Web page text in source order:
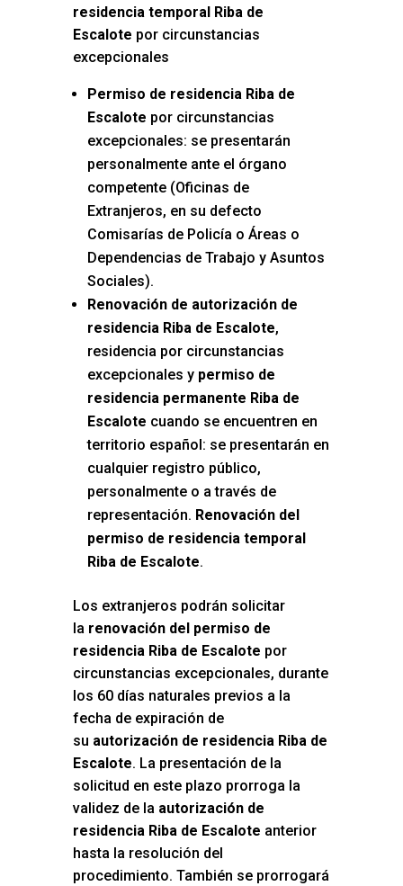
residencia temporal Riba de
Escalote por circunstancias
excepcionales
Permiso de residencia Riba de
Escalote por circunstancias
excepcionales: se presentarán
personalmente ante el órgano
competente (Oficinas de
Extranjeros, en su defecto
Comisarías de Policía o Áreas o
Dependencias de Trabajo y Asuntos
Sociales).
Renovación de autorización de
residencia Riba de Escalote,
residencia por circunstancias
excepcionales y permiso de
residencia permanente Riba de
Escalote cuando se encuentren en
territorio español: se presentarán en
cualquier registro público,
personalmente o a través de
representación. Renovación del
permiso de residencia temporal
Riba de Escalote.
Los extranjeros podrán solicitar
la renovación del permiso de
residencia Riba de Escalote por
circunstancias excepcionales, durante
los 60 días naturales previos a la
fecha de expiración de
su autorización de residencia Riba de
Escalote. La presentación de la
solicitud en este plazo prorroga la
validez de la autorización de
residencia Riba de Escalote anterior
hasta la resolución del
procedimiento. También se prorrogará